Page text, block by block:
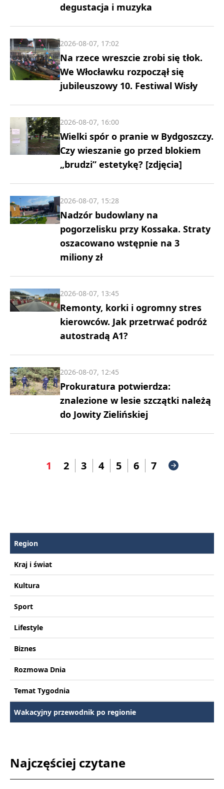
degustacja i muzyka
Na rzece wreszcie zrobi się tłok.
We Włocławku rozpoczął się
jubileuszowy 10. Festiwal Wisły
2026-08-07, 17:02
Wielki spór o pranie w Bydgoszczy.
Czy wieszanie go przed blokiem
„brudzi” estetykę? [zdjęcia]
2026-08-07, 16:00
Nadzór budowlany na
pogorzelisku przy Kossaka. Straty
oszacowano wstępnie na 3
miliony zł
2026-08-07, 15:28
Remonty, korki i ogromny stres
kierowców. Jak przetrwać podróż
autostradą A1?
2026-08-07, 13:45
Prokuratura potwierdza:
znalezione w lesie szczątki należą
do Jowity Zielińskiej
2026-08-07, 12:45
1 2 3 4 5 6 7
Region
Kraj i świat
Kultura
Sport
Lifestyle
Biznes
Rozmowa Dnia
Temat Tygodnia
Wakacyjny przewodnik po regionie
Najczęściej czytane